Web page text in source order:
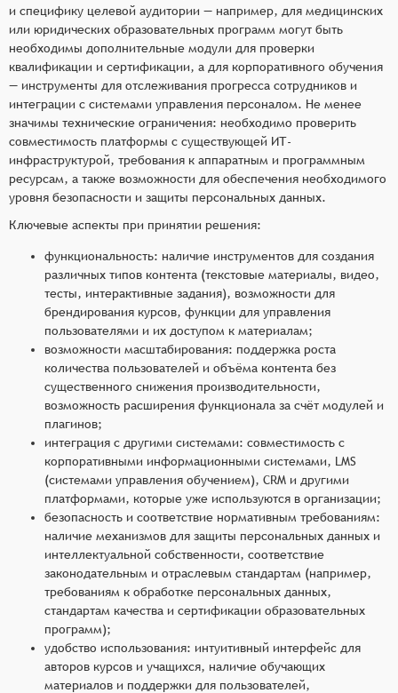
и специфику целевой аудитории — например, для медицинских
или юридических образовательных программ могут быть
необходимы дополнительные модули для проверки
квалификации и сертификации, а для корпоративного обучения
— инструменты для отслеживания прогресса сотрудников и
интеграции с системами управления персоналом. Не менее
значимы технические ограничения: необходимо проверить
совместимость платформы с существующей ИТ-
инфраструктурой, требования к аппаратным и программным
ресурсам, а также возможности для обеспечения необходимого
уровня безопасности и защиты персональных данных.
Ключевые аспекты при принятии решения:
функциональность: наличие инструментов для создания
различных типов контента (текстовые материалы, видео,
тесты, интерактивные задания), возможности для
брендирования курсов, функции для управления
пользователями и их доступом к материалам;
возможности масштабирования: поддержка роста
количества пользователей и объёма контента без
существенного снижения производительности,
возможность расширения функционала за счёт модулей и
плагинов;
интеграция с другими системами: совместимость с
корпоративными информационными системами, LMS
(системами управления обучением), CRM и другими
платформами, которые уже используются в организации;
безопасность и соответствие нормативным требованиям:
наличие механизмов для защиты персональных данных и
интеллектуальной собственности, соответствие
законодательным и отраслевым стандартам (например,
требованиям к обработке персональных данных,
стандартам качества и сертификации образовательных
программ);
удобство использования: интуитивный интерфейс для
авторов курсов и учащихся, наличие обучающих
материалов и поддержки для пользователей,